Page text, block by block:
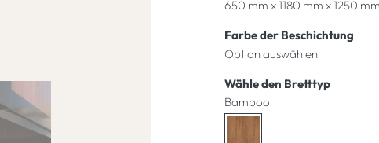
Farbe der Beschichtung
Wähle den Bretttyp
Bamboo